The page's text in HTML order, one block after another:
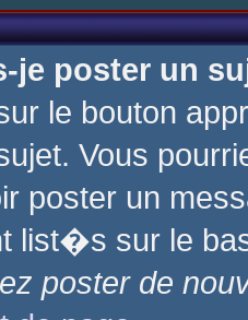
je poster un
le bouton
Vous
poster un
list�s sur le
poster de